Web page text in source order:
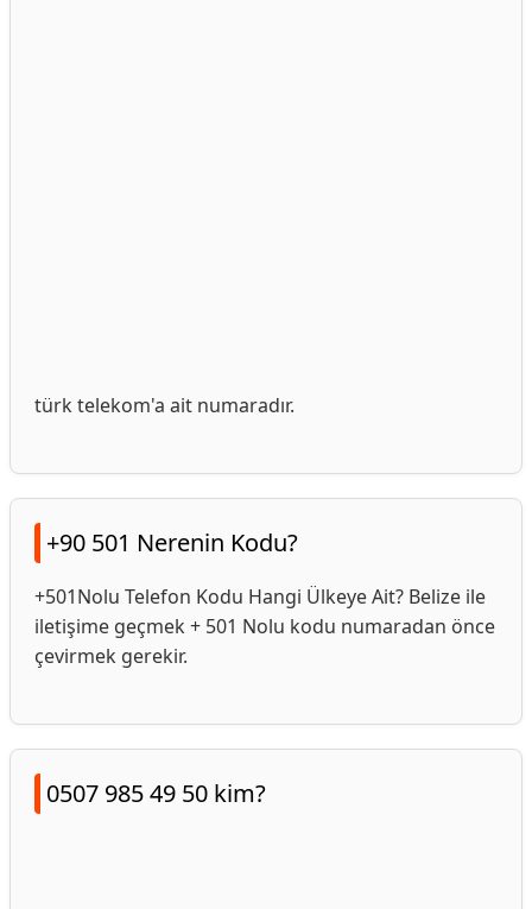
türk telekom'a ait numaradır.
+90 501 Nerenin Kodu?
+501Nolu Telefon Kodu Hangi Ülkeye Ait? Belize ile
iletişime geçmek + 501 Nolu kodu numaradan önce
çevirmek gerekir.
0507 985 49 50 kim?